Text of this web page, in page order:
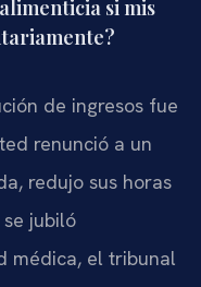
si mis
de ingresos fue
renunció a un
redujo sus horas
jubiló
médica, el tribunal